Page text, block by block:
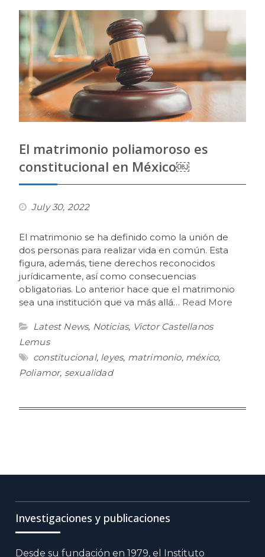
El matrimonio poliamoroso es
constitucional en México￼
July 30, 2022
El matrimonio se ha definido como la unión de
dos personas para realizar vida en común. Esta
figura, además, tiene derechos reconocidos
jurídicamente, así como consecuencias
obligatorias. Lo anterior hace que el matrimonio
sea una institución que va más allá… Read More
Latest News, Noticias, Victor Castellanos
Lemus
constitucional, leyes, matrimonio, méxico,
Poliamor, sexualidad
Investigaciones y publicaciones
Desde su fundación en 1979, el Instituto